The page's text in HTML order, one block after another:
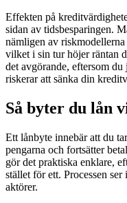
Effekten på
sidan av tidsbesparingen.
nämligen av
vilket i sin tur höjer räntan
det avgörande, eftersom
riskerar att sänka din
Så byter du lån
Ett lånbyte innebär att du
pengarna och fortsätter
gör det praktiska enklare,
stället för ett. Processen
aktörer.